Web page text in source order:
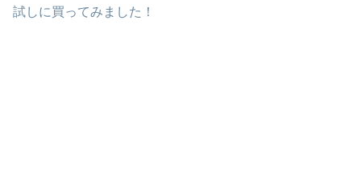
試しに買ってみました！